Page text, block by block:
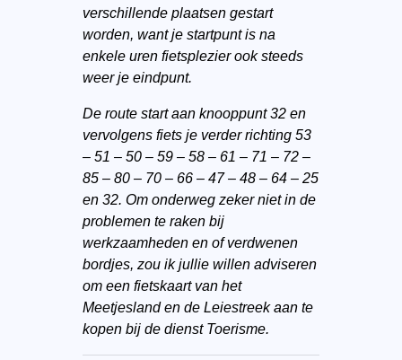
verschillende plaatsen gestart
worden, want je startpunt is na
enkele uren fietsplezier ook steeds
weer je eindpunt.
De route start aan knooppunt 32 en
vervolgens fiets je verder richting 53
– 51 – 50 – 59 – 58 – 61 – 71 – 72 –
85 – 80 – 70 – 66 – 47 – 48 – 64 – 25
en 32. Om onderweg zeker niet in de
problemen te raken bij
werkzaamheden en of verdwenen
bordjes, zou ik jullie willen adviseren
om een fietskaart van het
Meetjesland en de Leiestreek aan te
kopen bij de dienst Toerisme.